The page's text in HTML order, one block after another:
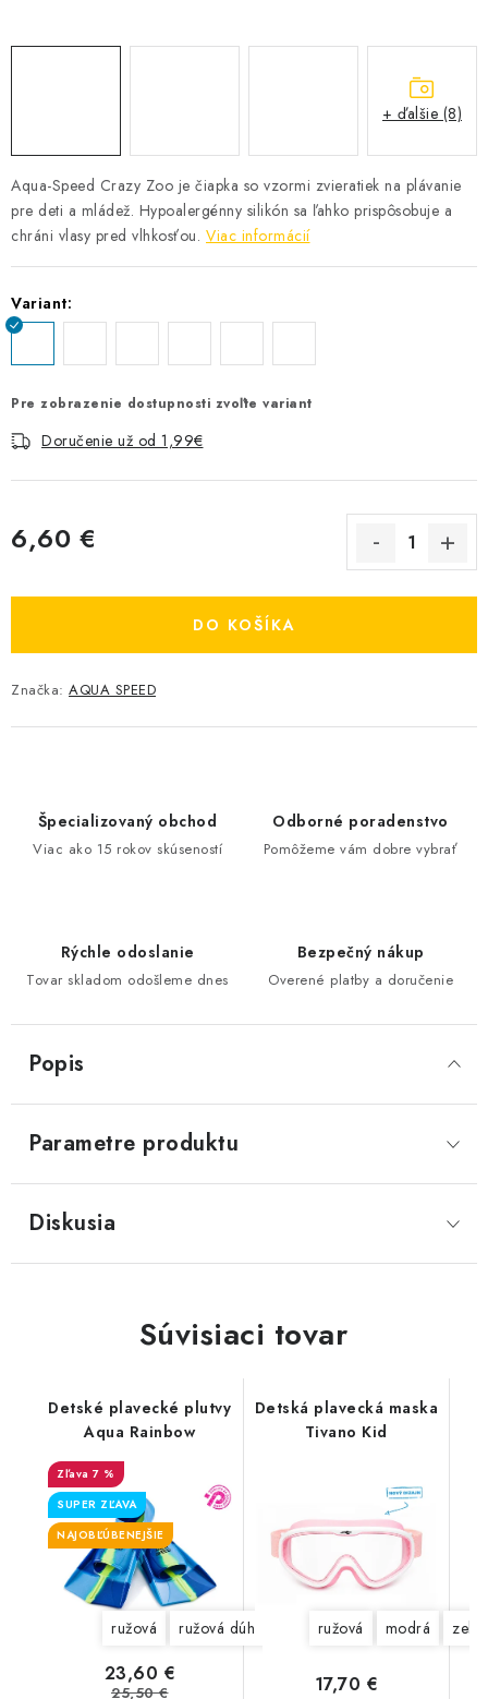
Aqua-Speed Crazy Zoo je čiapka so vzormi zvieratiek na plávanie
pre deti a mládež. Hypoalergénny silikón sa ľahko prispôsobuje a
chráni vlasy pred vlhkosťou. Viac informácií
Variant:
Pre zobrazenie dostupnosti zvoľte variant
Doručenie už od 1,99€
6,60 €
DO KOŠÍKA
Značka: AQUA SPEED
+ ďalšie (8)
Špecializovaný obchod
Viac ako 15 rokov skúseností
Odborné poradenstvo
Pomôžeme vám dobre vybrať
Rýchle odoslanie
Tovar skladom odošleme dnes
Bezpečný nákup
Overené platby a doručenie
Popis
Parametre produktu
Diskusia
Súvisiaci tovar
Detské plavecké plutvy
Aqua Rainbow
7 %
SUPER ZĽAVA
NAJOBĽÚBENEJŠIE
ružová ružová dúhová modrá dúhová
23,60 €
25,50 €
Detská plavecká maska
Tivano Kid
ružová modrá
17,70 €